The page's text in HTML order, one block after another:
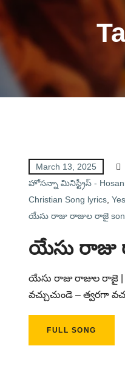
March 13, 2025
హోసన్నా మినిస్ట్రీస్ -
Christian Song lyrics
యేసు రాజు రాజుల రాజై
యేసు రాజు
యేసు రాజు రాజుల రాజై |
వచ్చుచుండె – త్వరగా
FULL SONG